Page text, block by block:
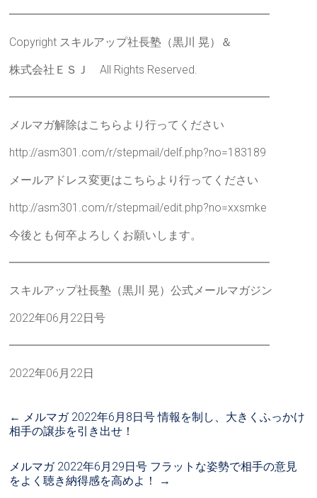
━━━━━━━━━━━━━━━━━━━━━━━
Copyright スキルアップ社長塾（黒川 晃）＆
株式会社ＥＳＪ All Rights Reserved.
━━━━━━━━━━━━━━━━━━━━━━━
メルマガ解除はこちらより行ってください
http://asm301.com/r/stepmail/delf.php?no=183189
メールアドレス変更はこちらより行ってください
http://asm301.com/r/stepmail/edit.php?no=xxsmke
今後とも何卒よろしくお願いします。
━━━━━━━━━━━━━━━━━━━━━━━
スキルアップ社長塾（黒川 晃）公式メールマガジン
2022年06月22日号
━━━━━━━━━━━━━━━━━━━━━━━
2022年06月22日
← メルマガ 2022年6月8日号 情報を制し、大きくふっかけ
相手の譲歩を引き出せ！
メルマガ 2022年6月29日号 フラットな姿勢で相手の意見
をよく聴き納得感を高めよ！
→